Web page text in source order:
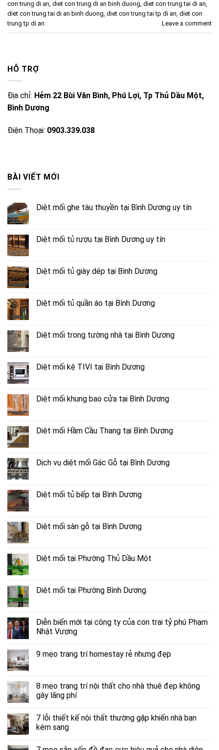
con trung di an, diet con trung di an binh duong, diet con trung tai di an,
diet con trung tai di an binh duong, diet con trung tai tp di an, diet con
trung tp di an
Leave a comment
HỖ TRỢ
Địa chỉ: Hẻm 22 Bùi Văn Bình, Phú Lợi, Tp Thủ Dầu Một,
Bình Dương
Điện Thoại: 0903.339.038
BÀI VIẾT MỚI
Diệt mối ghe tàu thuyền tại Bình Dương uy tín
Diệt mối tủ rượu tại Bình Dương uy tín
Diệt mối tủ giày dép tại Bình Dương
Diệt mối tủ quần áo tại Bình Dương
Diệt mối trong tường nhà tại Bình Dương
Diệt mối kệ TIVI tại Bình Dương
Diệt mối khung bao cửa tại Bình Dương
Diệt mối Hầm Cầu Thang tại Bình Dương
Dịch vụ diệt mối Gác Gỗ tại Bình Dương
Diệt mối tủ bếp tại Bình Dương
Diệt mối sàn gỗ tại Bình Dương
Diệt mối tại Phường Thủ Dầu Một
Diệt mối tại Phường Bình Dương
Diễn biến mới tại công ty của con trai tỷ phú Phạm
Nhật Vượng
9 mẹo trang trí homestay rẻ nhưng đẹp
8 mẹo trang trí nội thất cho nhà thuê đẹp không
gây lãng phí
7 lỗi thiết kế nội thất thường gặp khiến nhà bạn
kém sang